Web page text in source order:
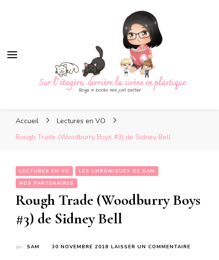
Sur l'étagère, derrière la
sirène en plastique
sirène en plastique
Accueil
Lectures en VO
Rough Trade (Woodburry Boys #3) de Sidney Bell
LECTURES EN VO
LES CHRONIQUES DE SAM
NOS PARTENAIRES
Rough Trade (Woodburry Boys
#3) de Sidney Bell
par SAM 30 NOVEMBRE 2018 LAISSER UN COMMENTAIRE